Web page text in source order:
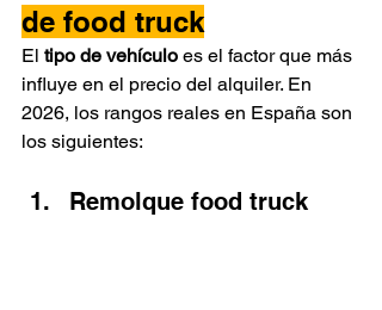
de food truck
El tipo de vehículo es el factor que más
influye en el precio del alquiler. En
2026, los rangos reales en España son
los siguientes:
Remolque food truck